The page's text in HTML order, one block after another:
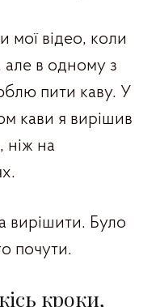
мої відео, коли
але в одному з
пити каву. У
кави я вирішив
ніж на
вирішити. Було
почути.
кроки,